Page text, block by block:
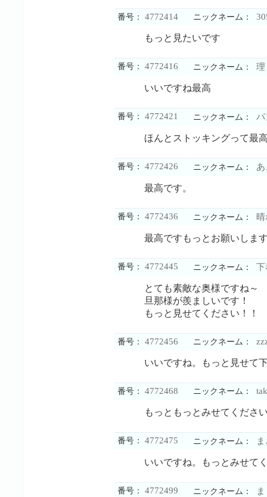
番号： 4772414 ニックネーム：
もっと見たいです
番号： 4772416 ニックネーム： 理
いいですね最高
番号： 4772421 ニックネーム： パ
ほんとストッキングって最
番号： 4772426 ニックネーム：
最高です。
番号： 4772436 ニックネーム：
最高ですもっとお願いしま
番号： 4772445 ニックネーム： 下
とても素敵な奥様ですね～
旦那様が羨ましいです！
もっと見せてください！！
番号： 4772456 ニックネーム：
いいですね。もっと見せて
番号： 4772468 ニックネーム：
もっともっとみせてくださ
番号： 4772475 ニックネーム：
いいですね。もっとみせて
番号： 4772499 ニックネーム： ま